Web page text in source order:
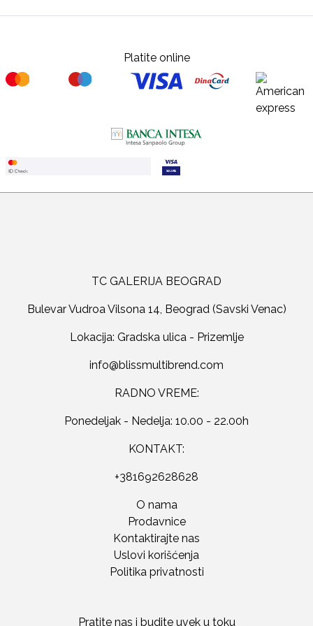
Platite online
TC GALERIJA BEOGRAD
Bulevar Vudroa Vilsona 14, Beograd (Savski Venac)
Lokacija: Gradska ulica - Prizemlje
RADNO VREME:
Ponedeljak - Nedelja: 10.00 - 22.00h
KONTAKT:
+381692628628
O nama
Prodavnice
Kontaktirajte nas
Uslovi korišćenja
Politika privatnosti
Pratite nas i budite uvek u toku